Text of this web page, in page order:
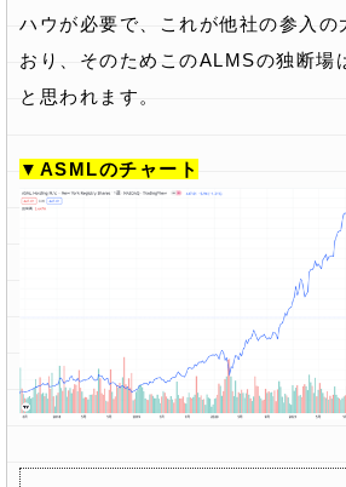
ハウが必要で、これが他社の参入の
おり、そのためこのALMSの独断場
と思われます。
▼ASMLのチャート